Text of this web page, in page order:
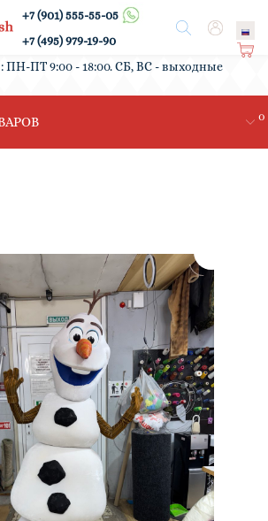
Поиск
+7 (901) 555-55-05
+7 (495) 979-19-90
Ко
ин
а
0
Вход
/
ПН-ПТ 9:00 - 18:00. СБ, ВС - выходные